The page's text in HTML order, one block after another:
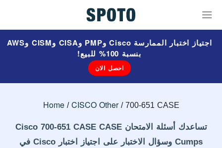
اجتياز اختبار الممارسة Cisco وPMP وCISA وCISM وAWS
بنسبة 100% للبيع!
احصل الان
Home CISCO Other 700-651 CASE
تساعدك أسئلة الامتحان Cisco 700-651 CASE CASE
Cumps وسؤال الاختبار على اجتياز اختبار Cisco في